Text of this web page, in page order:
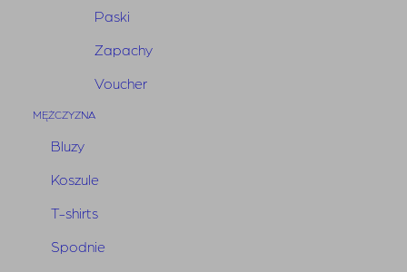
Paski
Zapachy
Voucher
MĘŻCZYZNA
Bluzy
Koszule
T-shirts
Spodnie
Koszula Armilla Black
Najniższa cena w ciągu ostatnich 30 dni: